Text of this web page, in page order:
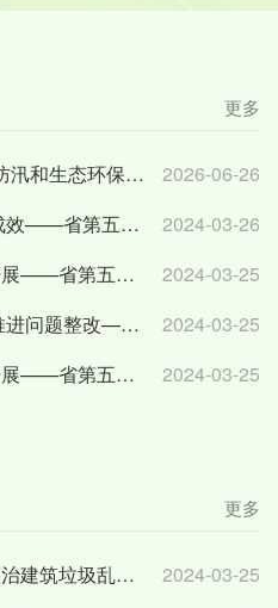
更多
2026-06-26
韦朝晖在沅陵督导检查防汛和生态环保工作
2024-03-26
坚持举一反三 深化整治成效——省第五督察组深入怀化溆浦县开展下沉督察
2024-03-25
确保整改工作有力有序开展——省第五督察组赴怀化通道开展下沉督察
2024-03-25
深入开展自查自纠 统筹推进问题整改——省第五督察组深入怀化新晃开展下沉督察
2024-03-25
确保整改工作有力有序开展——省第五督察组赴怀化通道开展下沉督察
更多
2024-03-25
立行立改｜沅陵县快速整治建筑垃圾乱倒问题